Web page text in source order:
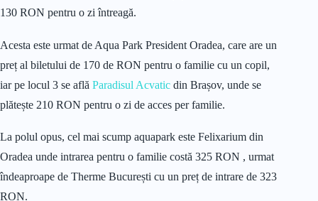
130 RON pentru o zi întreagă.
Acesta este urmat de Aqua Park President Oradea, care are un
preț al biletului de 170 de RON pentru o familie cu un copil,
iar pe locul 3 se află Paradisul Acvatic din Brașov, unde se
plătește 210 RON pentru o zi de acces per familie.
La polul opus, cel mai scump aquapark este Felixarium din
Oradea unde intrarea pentru o familie costă 325 RON , urmat
îndeaproape de Therme București cu un preț de intrare de 323
RON.